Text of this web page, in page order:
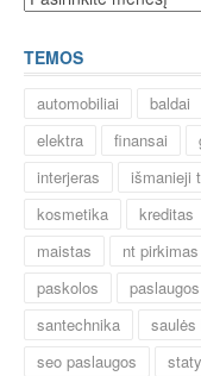
TEMOS
automobiliai baldai
elektra
finansai
interjeras
išmanieji
kosmetika
kreditas
maistas
nt pirkimas
paskolos
paslaugos
santechnika
saulės
seo paslaugos